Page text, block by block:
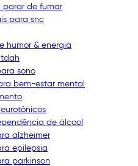
parar de fumar
para snc
humor & energia
tdah
sono
bem-estar mental
de álcool
alzheimer
epilepsia
parkinson